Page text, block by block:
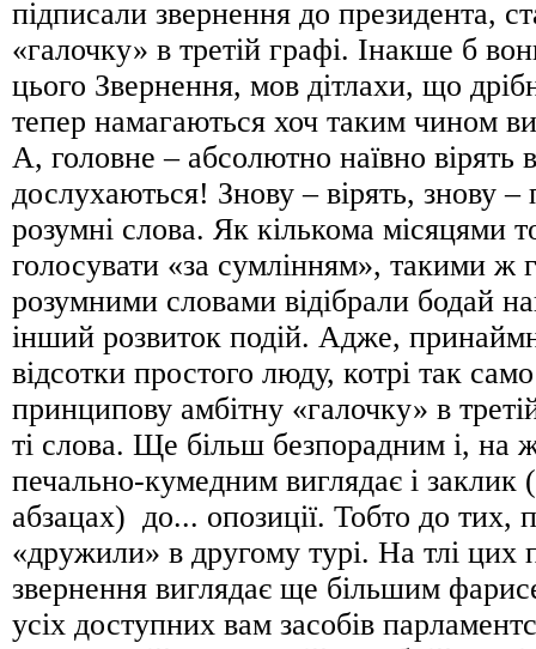
підписали звернення до президента,
«галочку» в третій графі. Інакше б
цього Звернення, мов дітлахи, що
тепер намагаються хоч таким чином
А, головне – абсолютно наївно вірять
дослухаються! Знову – вірять, знову –
розумні слова. Як кількома місяцями
голосувати «за сумлінням», такими ж
розумними словами відібрали бодай
інший розвиток подій. Адже,
відсотки простого люду, котрі так
принципову амбітну «галочку» в
ті слова. Ще більш безпорадним і, на
печально-кумедним виглядає і заклик
абзацах) до... опозиції. Тобто до тих,
«дружили» в другому турі. На тлі цих
звернення виглядає ще більшим
усіх доступних вам засобів